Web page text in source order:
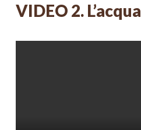
VIDEO 2. L’acqua